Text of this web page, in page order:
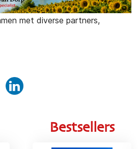
met diverse partners,
Bestsellers